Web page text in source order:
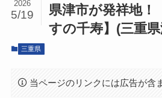
県津市が発祥地！
すの千寿】(三重
2026
5/19
三重県
当ページのリンクには広告が含